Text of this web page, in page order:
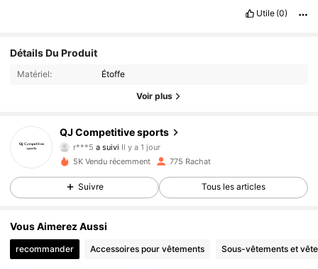
Utile (0)
Détails Du Produit
Matériel: Étoffe
Voir plus
QJ Competitive sports
r***5a suiviIl y a 1 jour
4.91 510 Suiveurs
4.91 510 Suiveurs
4.91 510 Suiveurs
5K Vendu récemment 775 Rachat
Suivre Tous les articles
Vous Aimerez Aussi
recommander Accessoires pour vêtements Sous-vêtements et